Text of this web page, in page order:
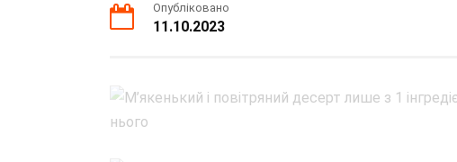
Опубліковано
11.10.2023